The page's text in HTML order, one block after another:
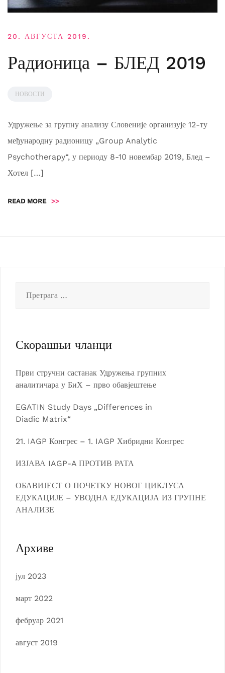
20. АВГУСТА 2019.
Радионица – БЛЕД 2019
НОВОСТИ
Удружење за групну анализу Словеније организује 12-ту
међународну радионицу „Group Analytic
Psychotherapy“, у периоду 8-10 новембар 2019, Блед –
Хотел […]
READ MORE >>
Скорашњи чланци
Први стручни састанак Удружења групних
аналитичара у БиХ – прво обавјештење
EGATIN Study Days „Differences in
Diadic Matrix“
21. IAGP Конгрес – 1. IAGP Хибридни Конгрес
ИЗЈАВА IAGP-A ПРОТИВ РАТА
ОБАВИЈЕСТ О ПОЧЕТКУ НОВОГ ЦИКЛУСА
ЕДУКАЦИЈЕ – УВОДНА ЕДУКАЦИЈА ИЗ ГРУПНЕ
АНАЛИЗЕ
Архиве
јул 2023
март 2022
фебруар 2021
август 2019